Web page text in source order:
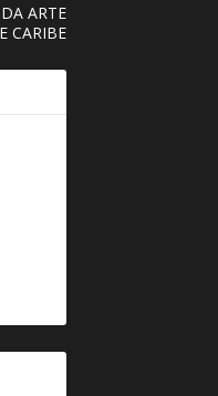
ARTE
CARIBE